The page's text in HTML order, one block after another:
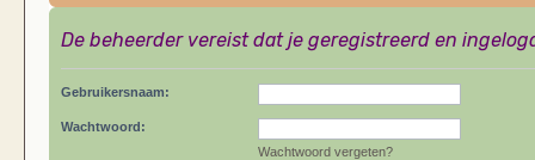
De beheerder vereist dat je geregistreerd en
Gebruikersnaam:
Wachtwoord:
Wachtwoord vergeten?